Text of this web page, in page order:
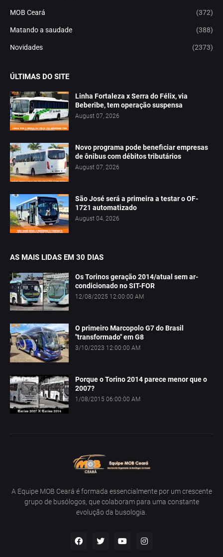
MOB Ceará (372)
Matando a saudade (388)
Novidades (2373)
ÚLTIMAS DO SITE
Linha Fortaleza x Serra do Félix, via
Beberibe, tem operação suspensa
August 07, 2026
Novo programa pode beneficiar empresas
de ônibus com débitos tributários
August 07, 2026
São José será a primeira a testar o OF-
1721 automatizado
August 04, 2026
AS MAIS LIDAS EM 30 DIAS
Os Torinos geração 2014/atual sem ar-
condicionado no SIT-FOR
12/08/2025 12:00:00 AM
O primeiro Marcopolo G7 do Brasil
"transformado" em G8
3/10/2023 12:00:00 AM
Porque o Torino 2014 parece menor que o
2007?
1/08/2015 06:00:00 AM
A Equipe MOB Ceará é formada essencialmente por um crescente
grupo de busólogos, que colaboram para uma constante
evolução da busologia.